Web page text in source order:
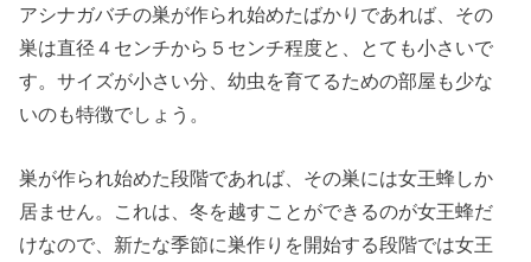
アシナガバチの巣が作られ始めたばかりであれば、その
巣は直径４センチから５センチ程度と、とても小さいで
す。サイズが小さい分、幼虫を育てるための部屋も少な
いのも特徴でしょう。
巣が作られ始めた段階であれば、その巣には女王蜂しか
居ません。これは、冬を越すことができるのが女王蜂だ
けなので、新たな季節に巣作りを開始する段階では女王